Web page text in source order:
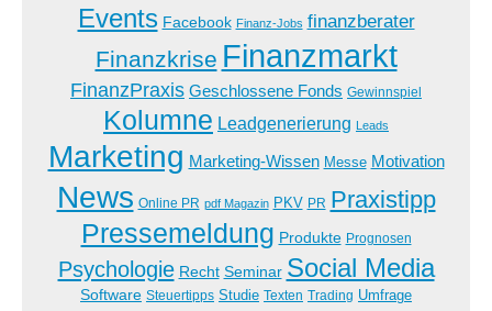
Events Facebook Finanz-Jobs finanzberater
Finanzkrise Finanzmarkt
FinanzPraxis Geschlossene Fonds Gewinnspiel
Kolumne Leadgenerierung Leads
Marketing Marketing-Wissen Messe Motivation
News Online PR pdf Magazin PKV PR Praxistipp
Pressemeldung Produkte Prognosen
Psychologie Recht Seminar Social Media
Software Steuertipps Studie Texten Trading Umfrage